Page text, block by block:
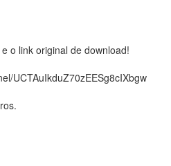
o link original de download!
UCTAuIkduZ70zEESg8cIXbgw